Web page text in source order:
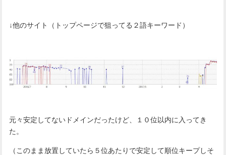
↓他のサイト（トップページで狙ってる２語キーワード）
元々安定してないドメインだったけど、１０位以内に入ってき
た。
（このまま放置していたら５位あたりで安定して順位キープしそ